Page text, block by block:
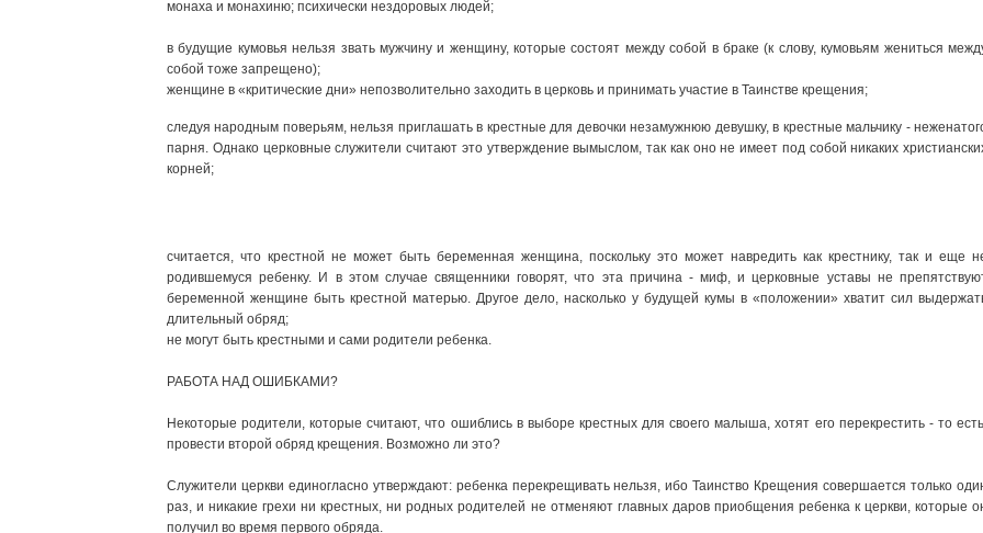
монаха и монахиню; психически нездоровых людей;
в будущие кумовья нельзя звать мужчину и женщину, которые состоят между собой в браке (к слову, кумовьям жениться
собой тоже запрещено);
женщине в «критические дни» непозволительно заходить в церковь и принимать участие в Таинстве крещения;
следуя народным поверьям, нельзя приглашать в крестные для девочки незамужнюю девушку, в крестные мальчику -
парня. Однако церковные служители считают это утверждение вымыслом, так как оно не имеет под собой никаких
корней;
считается, что крестной не может быть беременная женщина, поскольку это может навредить как крестнику, так и еще
родившемуся ребенку. И в этом случае священники говорят, что эта причина - миф, и церковные уставы не
беременной женщине быть крестной матерью. Другое дело, насколько у будущей кумы в «положении» хватит сил
длительный обряд;
не могут быть крестными и сами родители ребенка.
РАБОТА НАД ОШИБКАМИ?
Некоторые родители, которые считают, что ошиблись в выборе крестных для своего малыша, хотят его перекрестить - то
провести второй обряд крещения. Возможно ли это?
Служители церкви единогласно утверждают: ребенка перекрещивать нельзя, ибо Таинство Крещения совершается только
раз, и никакие грехи ни крестных, ни родных родителей не отменяют главных даров приобщения ребенка к церкви, которые
получил во время первого обряда.